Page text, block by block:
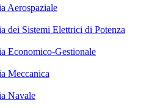
Aerospaziale
dei Sistemi Elettrici di Potenza
Economico-Gestionale
Meccanica
Navale